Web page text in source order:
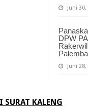
Juni 30,
DPW
Juni 28,
SURAT KALENG